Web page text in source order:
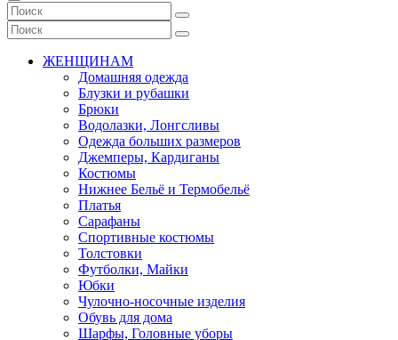
ЖЕНЩИНАМ
Домашняя одежда
Блузки и рубашки
Брюки
Водолазки, Лонгсливы
Одежда больших размеров
Джемперы, Кардиганы
Костюмы
Нижнее Бельё и Термобельё
Платья
Сарафаны
Спортивные костюмы
Толстовки
Футболки, Майки
Юбки
Чулочно-носочные изделия
Обувь для дома
Шарфы, Головные уборы